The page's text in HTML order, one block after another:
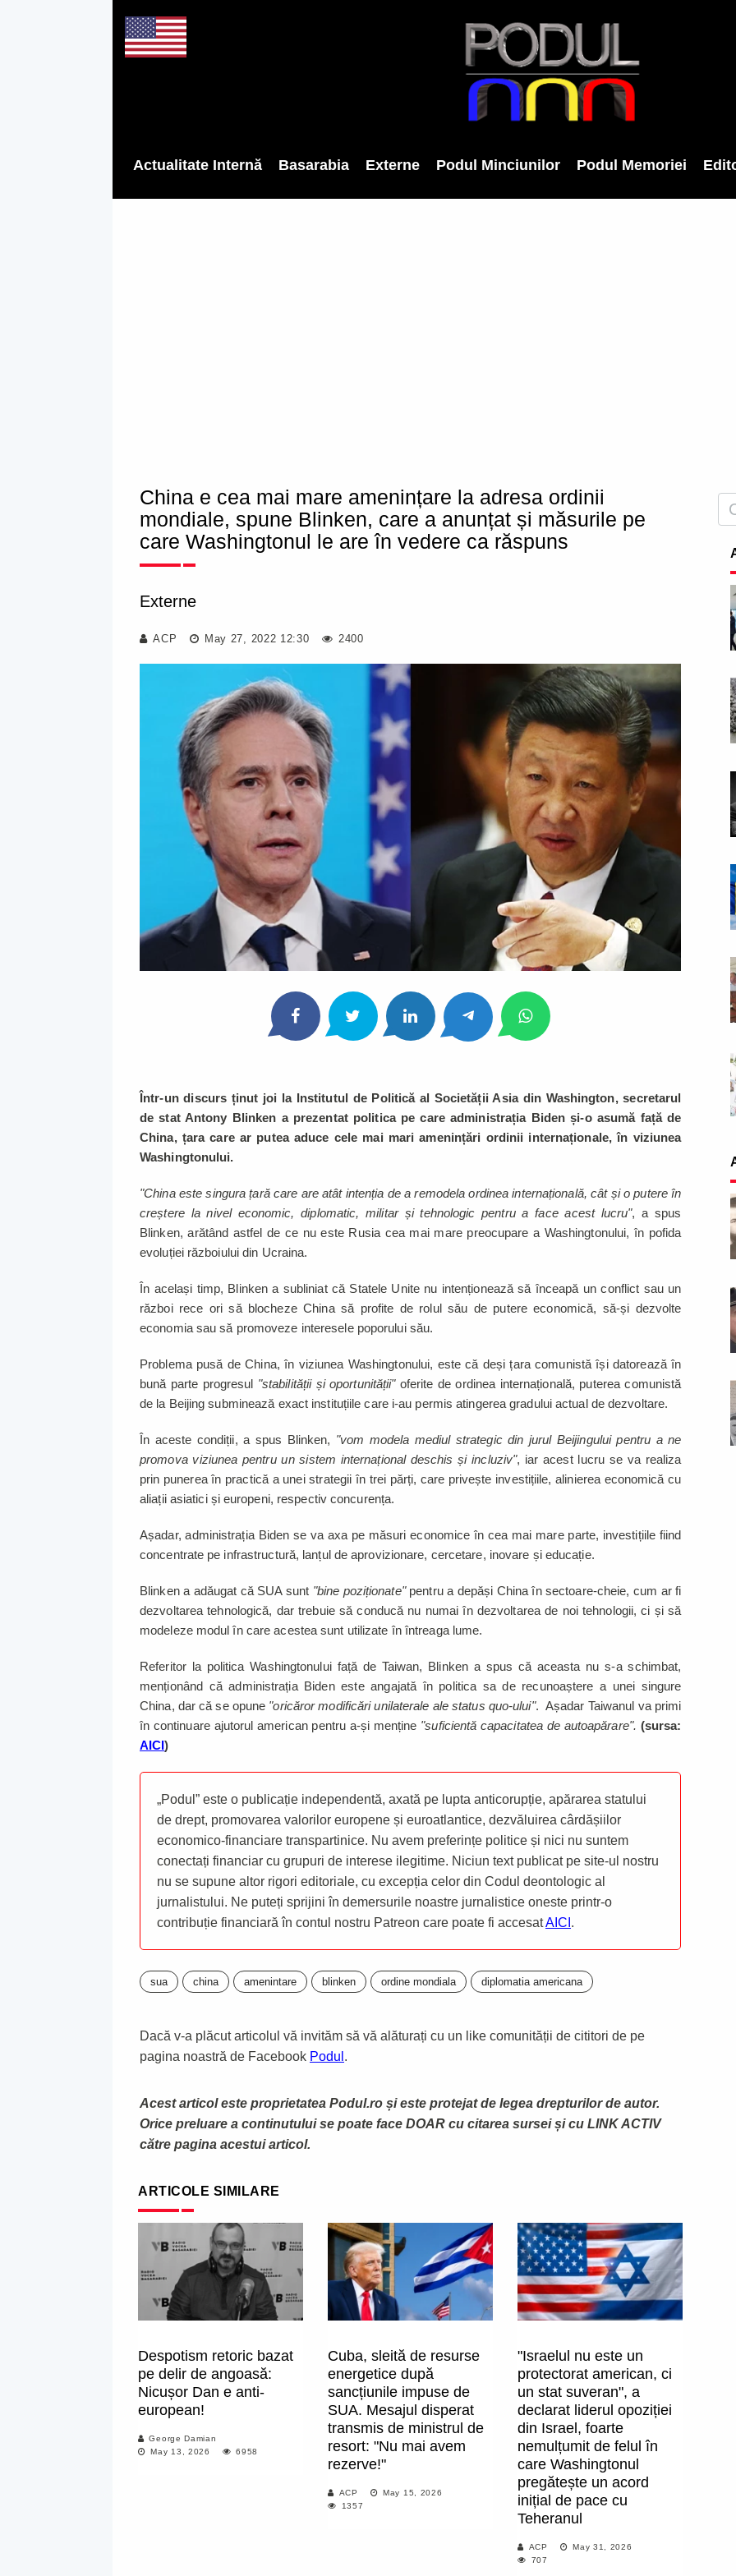
Actualitate Internă Basarabia Externe Podul Minciunilor Podul Memoriei
China e cea mai mare amenințare la adresa ordinii
mondiale, spune Blinken, care a anunțat și măsurile pe
care Washingtonul le are în vedere ca răspuns
Externe
ACP May 27, 2022 12:30 2400
Într-un discurs ținut joi la Institutul de Politică al Societății Asia din Washington, secretarul
de stat Antony Blinken a prezentat politica pe care administrația Biden și-o asumă față de
China, țara care ar putea aduce cele mai mari amenințări ordinii internaționale, în viziunea
Washingtonului.
"China este singura țară care are atât intenția de a remodela ordinea internațională, cât și o putere în
creștere la nivel economic, diplomatic, militar și tehnologic pentru a face acest lucru", a spus
Blinken, arătând astfel de ce nu este Rusia cea mai mare preocupare a Washingtonului, în pofida
evoluției războiului din Ucraina.
În același timp, Blinken a subliniat că Statele Unite nu intenționează să înceapă un conflict sau un
război rece ori să blocheze China să profite de rolul său de putere economică, să-și dezvolte
economia sau să promoveze interesele poporului său.
Problema pusă de China, în viziunea Washingtonului, este că deși țara comunistă își datorează în
bună parte progresul "stabilității și oportunității" oferite de ordinea internațională, puterea comunistă
de la Beijing subminează exact instituțiile care i-au permis atingerea gradului actual de dezvoltare.
În aceste condiții, a spus Blinken, "vom modela mediul strategic din jurul Beijingului pentru a ne
promova viziunea pentru un sistem internațional deschis și incluziv", iar acest lucru se va realiza
prin punerea în practică a unei strategii în trei părți, care privește investițiile, alinierea economică cu
aliații asiatici și europeni, respectiv concurența.
Așadar, administrația Biden se va axa pe măsuri economice în cea mai mare parte, investițiile fiind
concentrate pe infrastructură, lanțul de aprovizionare, cercetare, inovare și educație.
Blinken a adăugat că SUA sunt "bine poziționate"pentru a depăși China în sectoare-cheie, cum ar fi
dezvoltarea tehnologică, dar trebuie să conducă nu numai în dezvoltarea de noi tehnologii, ci și să
modeleze modul în care acestea sunt utilizate în întreaga lume.
Referitor la politica Washingtonului față de Taiwan, Blinken a spus că aceasta nu s-a schimbat,
menționând că administrația Biden este angajată în politica sa de recunoaștere a unei singure
China, dar că se opune "oricăror modificări unilaterale ale status quo-ului". Așadar Taiwanul va primi
în continuare ajutorul american pentru a-și menține "suficientă capacitatea de autoapărare". (sursa:
AICI)
„Podul” este o publicație independentă, axată pe lupta anticorupție, apărarea statului
de drept, promovarea valorilor europene și euroatlantice, dezvăluirea cârdășiilor
economico-financiare transpartinice. Nu avem preferințe politice și nici nu suntem
conectați financiar cu grupuri de interese ilegitime. Niciun text publicat pe site-ul nostru
nu se supune altor rigori editoriale, cu excepția celor din Codul deontologic al
jurnalistului. Ne puteți sprijini în demersurile noastre jurnalistice oneste printr-o
contribuție financiară în contul nostru Patreon care poate fi accesatAICI .
sua china amenintare blinken ordine mondiala diplomatia americana
Dacă v-a plăcut articolul vă invităm să vă alăturați cu un like comunității de cititori de pe
pagina noastră de Facebook Podul .
Acest articol este proprietatea Podul.ro și este protejat de legea drepturilor de autor.
Orice preluare a continutului se poate face DOAR cu citarea sursei și cu LINK ACTIV
către pagina acestui articol.
ARTICOLE SIMILARE
Despotism retoric bazat
pe delir de angoasă:
Nicușor Dan e anti-
european!
George Damian
May 13, 2026
6958
Cuba, sleită de resurse
energetice după
sancțiunile impuse de
SUA. Mesajul disperat
transmis de ministrul de
resort: "Nu mai avem
rezerve!"
ACP
May 15, 2026
1357
"Israelul nu este un
protectorat american, ci
un stat suveran", a
declarat liderul opoziției
din Israel, foarte
nemulțumit de felul în
care Washingtonul
pregătește un acord
inițial de pace cu
Teheranul
ACP
May 31, 2026
707